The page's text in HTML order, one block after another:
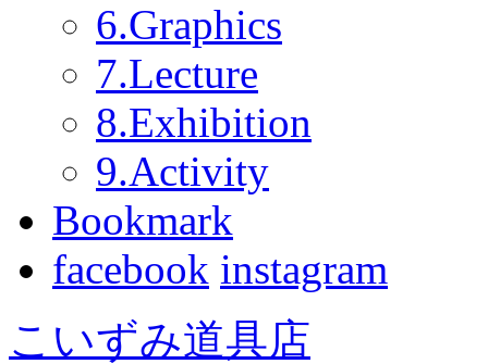
6.Graphics
7.Lecture
8.Exhibition
9.Activity
Bookmark
facebook instagram
こいずみ道具店